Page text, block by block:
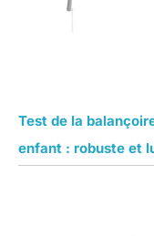
Test de la
enfant : robuste et